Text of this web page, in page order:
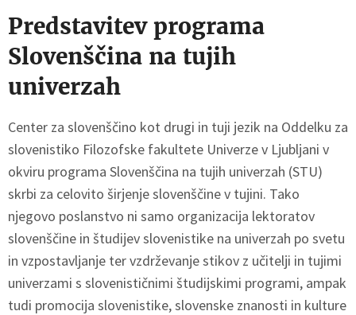
Predstavitev programa
Slovenščina na tujih
univerzah
Center za slovenščino kot drugi in tuji jezik na Oddelku za
slovenistiko Filozofske fakultete Univerze v Ljubljani v
okviru programa Slovenščina na tujih univerzah (STU)
skrbi za celovito širjenje slovenščine v tujini. Tako
njegovo poslanstvo ni samo organizacija lektoratov
slovenščine in študijev slovenistike na univerzah po svetu
in vzpostavljanje ter vzdrževanje stikov z učitelji in tujimi
univerzami s slovenističnimi študijskimi programi, ampak
tudi promocija slovenistike, slovenske znanosti in kulture